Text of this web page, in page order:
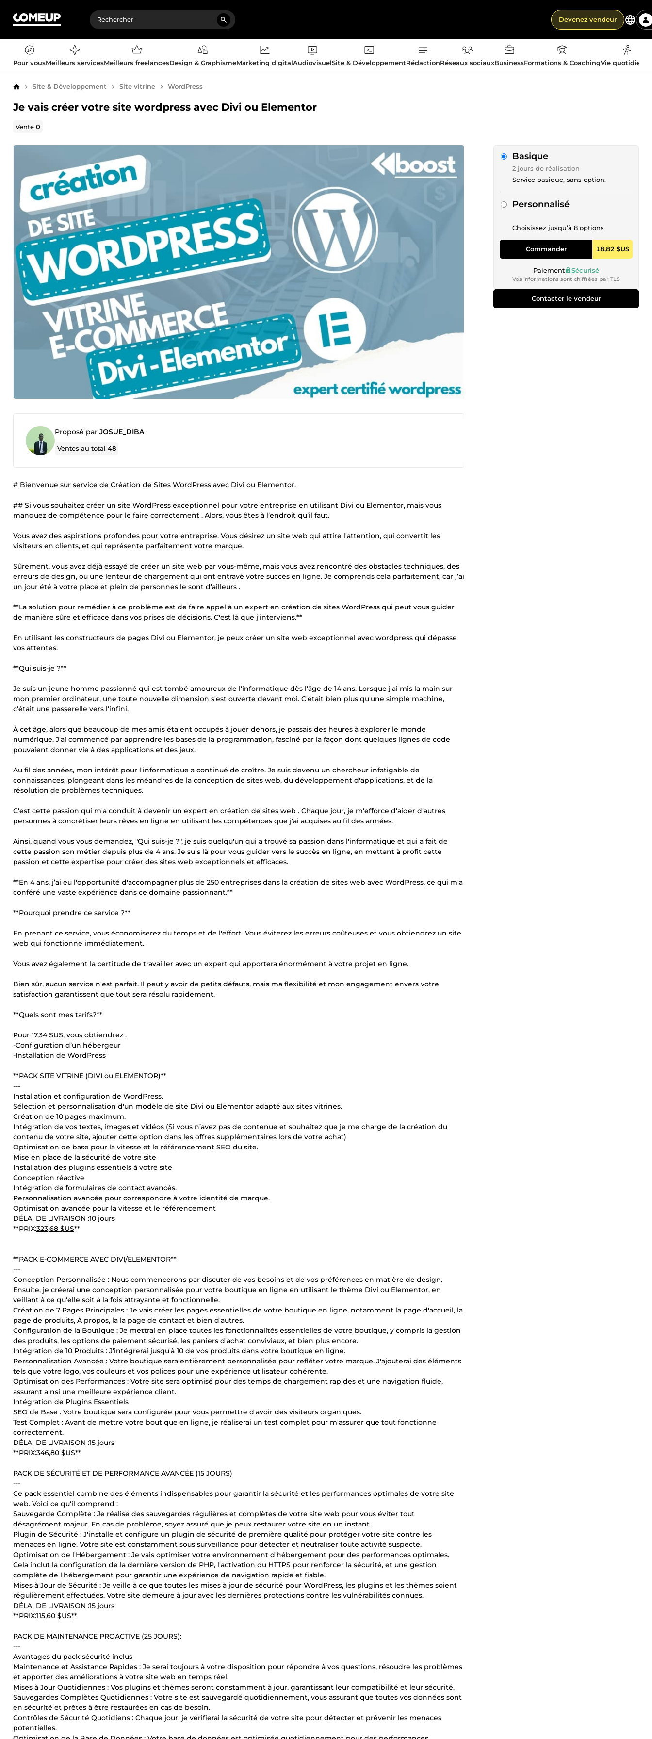
Devenez vendeur
Pour vousMeilleurs servicesMeilleurs freelancesDesign & GraphismeMarketing digitalAudiovisuelSite & DéveloppementRédactionRéseaux sociauxBusinessFormations & CoachingVie
AccueilSite & Développement Site vitrine WordPress
Je vais créer votre site wordpress avec Divi ou Elementor
Vente0
Proposé par JOSUE_DIBA
Ventes au total48
# Bienvenue sur service de Création de Sites WordPress avec Divi ou Elementor.
## Si vous souhaitez créer un site WordPress exceptionnel pour votre entreprise en utilisant Divi ou Elementor, mais vous
manquez de compétence pour le faire correctement . Alors, vous êtes à l’endroit qu’il faut.
Vous avez des aspirations profondes pour votre entreprise. Vous désirez un site web qui attire l'attention, qui convertit les
visiteurs en clients, et qui représente parfaitement votre marque.
Sûrement, vous avez déjà essayé de créer un site web par vous-même, mais vous avez rencontré des obstacles techniques, des
erreurs de design, ou une lenteur de chargement qui ont entravé votre succès en ligne. Je comprends cela parfaitement, car j’ai
un jour été à votre place et plein de personnes le sont d’ailleurs .
**La solution pour remédier à ce problème est de faire appel à un expert en création de sites WordPress qui peut vous guider
de manière sûre et efficace dans vos prises de décisions. C'est là que j'interviens.**
En utilisant les constructeurs de pages Divi ou Elementor, je peux créer un site web exceptionnel avec wordpress qui dépasse
vos attentes.
**Qui suis-je ?**
Je suis un jeune homme passionné qui est tombé amoureux de l'informatique dès l'âge de 14 ans. Lorsque j'ai mis la main sur
mon premier ordinateur, une toute nouvelle dimension s'est ouverte devant moi. C'était bien plus qu'une simple machine,
c'était une passerelle vers l'infini.
À cet âge, alors que beaucoup de mes amis étaient occupés à jouer dehors, je passais des heures à explorer le monde
numérique. J'ai commencé par apprendre les bases de la programmation, fasciné par la façon dont quelques lignes de code
pouvaient donner vie à des applications et des jeux.
Au fil des années, mon intérêt pour l'informatique a continué de croître. Je suis devenu un chercheur infatigable de
connaissances, plongeant dans les méandres de la conception de sites web, du développement d'applications, et de la
résolution de problèmes techniques.
C'est cette passion qui m'a conduit à devenir un expert en création de sites web . Chaque jour, je m'efforce d'aider d'autres
personnes à concrétiser leurs rêves en ligne en utilisant les compétences que j'ai acquises au fil des années.
Ainsi, quand vous vous demandez, "Qui suis-je ?", je suis quelqu'un qui a trouvé sa passion dans l'informatique et qui a fait de
cette passion son métier depuis plus de 4 ans. Je suis là pour vous guider vers le succès en ligne, en mettant à profit cette
passion et cette expertise pour créer des sites web exceptionnels et efficaces.
**En 4 ans, j’ai eu l'opportunité d'accompagner plus de 250 entreprises dans la création de sites web avec WordPress, ce qui m'a
conféré une vaste expérience dans ce domaine passionnant.**
**Pourquoi prendre ce service ?**
En prenant ce service, vous économiserez du temps et de l'effort. Vous éviterez les erreurs coûteuses et vous obtiendrez un site
web qui fonctionne immédiatement.
Vous avez également la certitude de travailler avec un expert qui apportera énormément à votre projet en ligne.
Bien sûr, aucun service n'est parfait. Il peut y avoir de petits défauts, mais ma flexibilité et mon engagement envers votre
satisfaction garantissent que tout sera résolu rapidement.
**Quels sont mes tarifs?**
Pour 17,34 $US, vous obtiendrez :
-Configuration d’un hébergeur
-Installation de WordPress
**PACK SITE VITRINE (DIVI ou ELEMENTOR)**
---
Installation et configuration de WordPress.
Sélection et personnalisation d'un modèle de site Divi ou Elementor adapté aux sites vitrines.
Création de 10 pages maximum.
Intégration de vos textes, images et vidéos (Si vous n’avez pas de contenue et souhaitez que je me charge de la création du
contenu de votre site, ajouter cette option dans les offres supplémentaires lors de votre achat)
Optimisation de base pour la vitesse et le référencement SEO du site.
Mise en place de la sécurité de votre site
Installation des plugins essentiels à votre site
Conception réactive
Intégration de formulaires de contact avancés.
Personnalisation avancée pour correspondre à votre identité de marque.
Optimisation avancée pour la vitesse et le référencement
DÉLAI DE LIVRAISON :10 jours
**PRIX:323,68 $US**
**PACK E-COMMERCE AVEC DIVI/ELEMENTOR**
---
Conception Personnalisée : Nous commencerons par discuter de vos besoins et de vos préférences en matière de design.
Ensuite, je créerai une conception personnalisée pour votre boutique en ligne en utilisant le thème Divi ou Elementor, en
veillant à ce qu'elle soit à la fois attrayante et fonctionnelle.
Création de 7 Pages Principales : Je vais créer les pages essentielles de votre boutique en ligne, notamment la page d'accueil, la
page de produits, À propos, la la page de contact et bien d'autres.
Configuration de la Boutique : Je mettrai en place toutes les fonctionnalités essentielles de votre boutique, y compris la gestion
des produits, les options de paiement sécurisé, les paniers d'achat conviviaux, et bien plus encore.
Intégration de 10 Produits : J'intégrerai jusqu'à 10 de vos produits dans votre boutique en ligne.
Personnalisation Avancée : Votre boutique sera entièrement personnalisée pour refléter votre marque. J'ajouterai des éléments
tels que votre logo, vos couleurs et vos polices pour une expérience utilisateur cohérente.
Optimisation des Performances : Votre site sera optimisé pour des temps de chargement rapides et une navigation fluide,
assurant ainsi une meilleure expérience client.
Intégration de Plugins Essentiels
SEO de Base : Votre boutique sera configurée pour vous permettre d'avoir des visiteurs organiques.
Test Complet : Avant de mettre votre boutique en ligne, je réaliserai un test complet pour m'assurer que tout fonctionne
correctement.
DÉLAI DE LIVRAISON :15 jours
**PRIX:346,80 $US**
PACK DE SÉCURITÉ ET DE PERFORMANCE AVANCÉE (15 JOURS)
---
Ce pack essentiel combine des éléments indispensables pour garantir la sécurité et les performances optimales de votre site
web. Voici ce qu'il comprend :
Sauvegarde Complète : Je réalise des sauvegardes régulières et complètes de votre site web pour vous éviter tout
désagrément majeur. En cas de problème, soyez assuré que je peux restaurer votre site en un instant.
Plugin de Sécurité : J'installe et configure un plugin de sécurité de première qualité pour protéger votre site contre les
menaces en ligne. Votre site est constamment sous surveillance pour détecter et neutraliser toute activité suspecte.
Optimisation de l'Hébergement : Je vais optimiser votre environnement d'hébergement pour des performances optimales.
Cela inclut la configuration de la dernière version de PHP, l'activation du HTTPS pour renforcer la sécurité, et une gestion
complète de l'hébergement pour garantir une expérience de navigation rapide et fiable.
Mises à Jour de Sécurité : Je veille à ce que toutes les mises à jour de sécurité pour WordPress, les plugins et les thèmes soient
régulièrement effectuées. Votre site demeure à jour avec les dernières protections contre les vulnérabilités connues.
DÉLAI DE LIVRAISON :15 jours
**PRIX:115,60 $US**
PACK DE MAINTENANCE PROACTIVE (25 JOURS):
---
Avantages du pack sécurité inclus
Maintenance et Assistance Rapides : Je serai toujours à votre disposition pour répondre à vos questions, résoudre les problèmes
et apporter des améliorations à votre site web en temps réel.
Mises à Jour Quotidiennes : Vos plugins et thèmes seront constamment à jour, garantissant leur compatibilité et leur sécurité.
Sauvegardes Complètes Quotidiennes : Votre site est sauvegardé quotidiennement, vous assurant que toutes vos données sont
en sécurité et prêtes à être restaurées en cas de besoin.
Contrôles de Sécurité Quotidiens : Chaque jour, je vérifierai la sécurité de votre site pour détecter et prévenir les menaces
potentielles.
Basique
2 jours de réalisation
Service basique, sans option.
Personnalisé
Choisissez jusqu’à 8 options
Commander 18,82 $US
Paiement Sécurisé
Vos informations sont chiffrées par TLS
Contacter le vendeur